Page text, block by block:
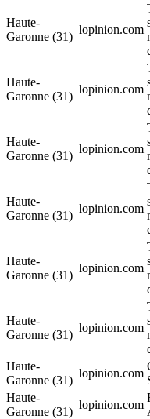
Haute-
Garonne (31)
lopinion.com
Haute-
Garonne (31)
lopinion.com
Haute-
Garonne (31)
lopinion.com
Haute-
Garonne (31)
lopinion.com
Haute-
Garonne (31)
lopinion.com
Haute-
Garonne (31)
lopinion.com
Haute-
Garonne (31)
lopinion.com
Haute-
Garonne (31)
lopinion.com